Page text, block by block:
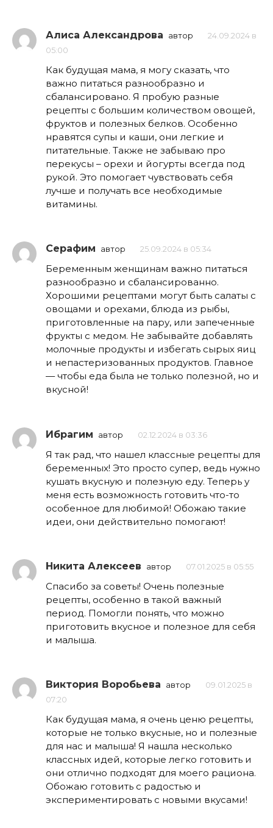
Алиса Александрова автор
24.09.2024 в
05:00
Как будущая мама, я могу сказать, что
важно питаться разнообразно и
сбалансировано. Я пробую разные
рецепты с большим количеством овощей,
фруктов и полезных белков. Особенно
нравятся супы и каши, они легкие и
питательные. Также не забываю про
перекусы – орехи и йогурты всегда под
рукой. Это помогает чувствовать себя
лучше и получать все необходимые
витамины.
Серафим автор 25.09.2024 в 05:34
Беременным женщинам важно питаться
разнообразно и сбалансированно.
Хорошими рецептами могут быть салаты с
овощами и орехами, блюда из рыбы,
приготовленные на пару, или запеченные
фрукты с медом. Не забывайте добавлять
молочные продукты и избегать сырых яиц
и непастеризованных продуктов. Главное
— чтобы еда была не только полезной, но и
вкусной!
Ибрагим автор 02.12.2024 в 03:36
Я так рад, что нашел классные рецепты для
беременных! Это просто супер, ведь нужно
кушать вкусную и полезную еду. Теперь у
меня есть возможность готовить что-то
особенное для любимой! Обожаю такие
идеи, они действительно помогают!
Никита Алексеев автор 07.01.2025 в 05:55
Спасибо за советы! Очень полезные
рецепты, особенно в такой важный
период. Помогли понять, что можно
приготовить вкусное и полезное для себя
и малыша.
Виктория Воробьева автор
09.01.2025 в
07:20
Как будущая мама, я очень ценю рецепты,
которые не только вкусные, но и полезные
для нас и малыша! Я нашла несколько
классных идей, которые легко готовить и
они отлично подходят для моего рациона.
Обожаю готовить с радостью и
экспериментировать с новыми вкусами!